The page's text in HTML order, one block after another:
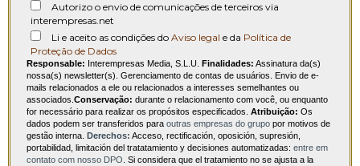
Autorizo o envio de comunicações de terceiros via
interempresas.net
Li e aceito as condições do Aviso legal e da Política de
Proteção de Dados
Responsable: Interempresas Media, S.L.U. Finalidades: Assinatura da(s)
nossa(s) newsletter(s). Gerenciamento de contas de usuários. Envio de e-
mails relacionados a ele ou relacionados a interesses semelhantes ou
associados. Conservação: durante o relacionamento com você, ou enquanto
for necessário para realizar os propósitos especificados. Atribuição: Os
dados podem ser transferidos para outras empresas do grupo por motivos de
gestão interna. Derechos: Acceso, rectificación, oposición, supresión,
portabilidad, limitación del tratatamiento y decisiones automatizadas: entre em
contato com nosso DPO . Si considera que el tratamiento no se ajusta a la